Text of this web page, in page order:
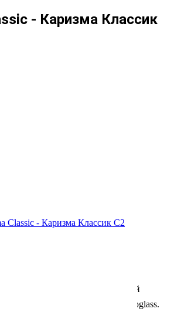
- Каризма Классик
радиоопаковый микрогибридный
наполнителя Microglass.